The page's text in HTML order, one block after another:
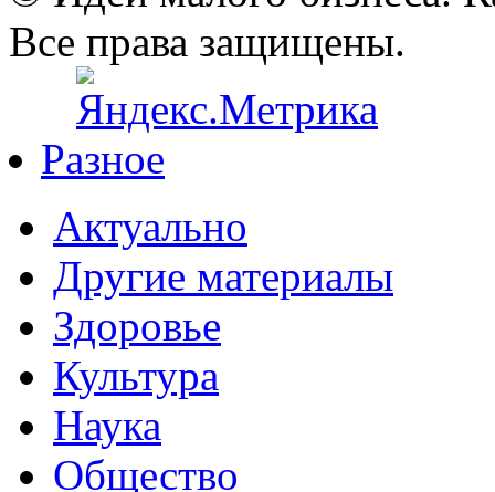
Все права защищены.
Разное
Актуально
Другие материалы
Здоровье
Культура
Наука
Общество